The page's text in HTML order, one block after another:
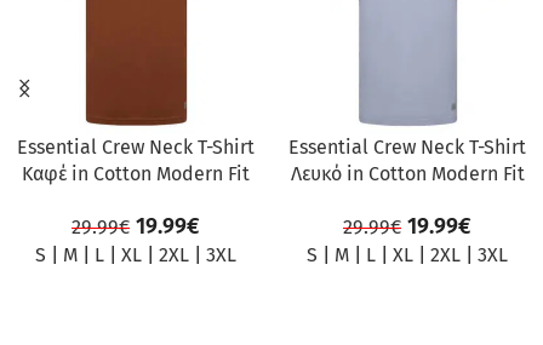
Essential Crew Neck T-Shirt
Καφέ in Cotton Modern Fit
29.99€ 19.99€
S M L XL 2XL 3XL
Essential Crew Neck T-Shirt
Λευκό in Cotton Modern Fit
29.99€ 19.99€
S M L XL 2XL 3XL